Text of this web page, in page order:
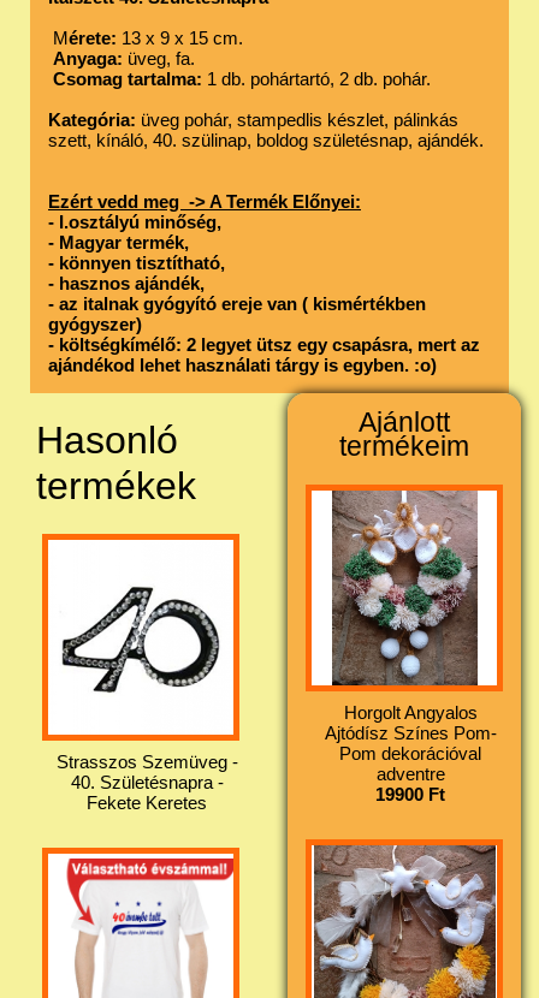
Mérete: 13 x 9 x 15 cm.
Anyaga: üveg, fa.
Csomag tartalma: 1 db. pohártartó, 2 db. pohár.
Kategória: üveg pohár, stampedlis készlet, pálinkás
szett, kínáló, 40. szülinap, boldog születésnap, ajándék.
Ezért vedd meg -> A Termék Előnyei:
- I.osztályú minőség,
- Magyar termék,
- könnyen tisztítható,
- hasznos ajándék,
- az italnak gyógyító ereje van ( kismértékben
gyógyszer)
- költségkímélő: 2 legyet ütsz egy csapásra, mert az
ajándékod lehet használati tárgy is egyben. :o)
Hasonló
termékek
Strasszos Szemüveg -
40. Születésnapra -
Fekete Keretes
Ajánlott
termékeim
Horgolt Angyalos
Ajtódísz Színes Pom-
Pom dekorációval
adventre
19900 Ft